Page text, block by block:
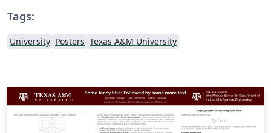
Tags:
University Posters Texas A&M University